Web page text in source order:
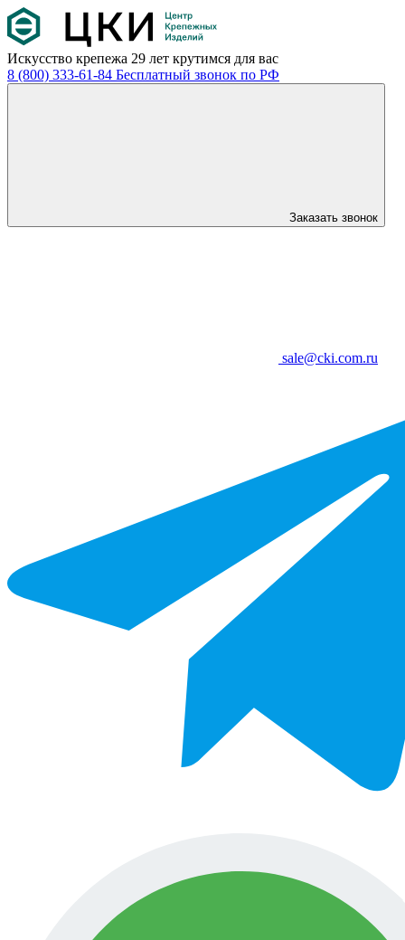
Искусство крепежа 29 лет крутимся для вас
8 (800) 333-61-84 Бесплатный звонок по РФ
Заказать звонок
sale@cki.com.ru